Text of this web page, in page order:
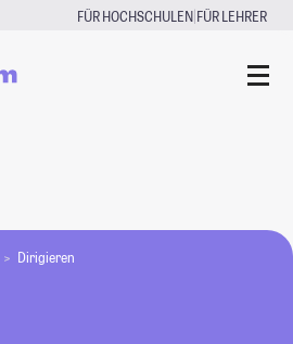
FÜR HOCHSCHULEN|FÜR LEHRER
Dirigieren